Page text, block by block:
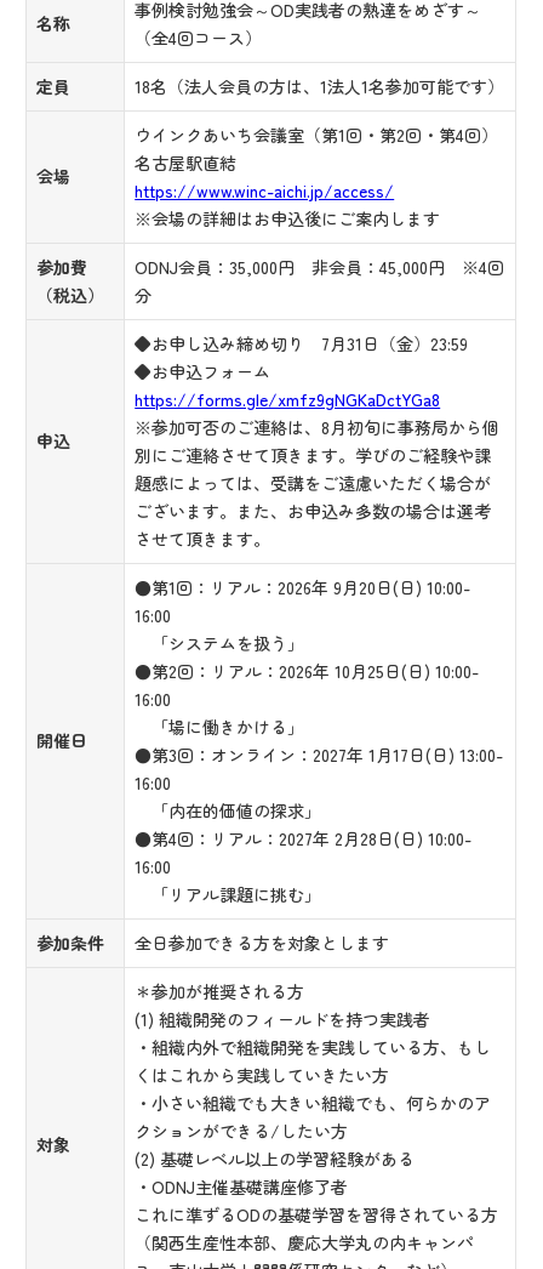
名称
事例検討勉強会～OD実践者の熟達をめざす～
（全4回コース）
定員
18名（法人会員の方は、1法人1名参加可能です）
会場
ウインクあいち会議室（第1回・第2回・第4回）
名古屋駅直結
https://www.winc-aichi.jp/access/
※会場の詳細はお申込後にご案内します
参加費
（税込）
ODNJ会員：35,000円 非会員：45,000円 ※4回
分
申込
◆お申し込み締め切り 7月31日（金）23:59
◆お申込フォーム
https://forms.gle/xmfz9gNGKaDctYGa8
※参加可否のご連絡は、8月初旬に事務局から個
別にご連絡させて頂きます。学びのご経験や課
題感によっては、受講をご遠慮いただく場合が
ございます。また、お申込み多数の場合は選考
させて頂きます。
開催日
●第1回：リアル：2026年 9月20日(日) 10:00-
16:00
「システムを扱う」
●第2回：リアル：2026年 10月25日(日) 10:00-
16:00
「場に働きかける」
●第3回：オンライン：2027年 1月17日(日) 13:00-
16:00
「内在的価値の探求」
●第4回：リアル：2027年 2月28日(日) 10:00-
16:00
「リアル課題に挑む」
参加条件
全日参加できる方を対象とします
対象
＊参加が推奨される方
(1) 組織開発のフィールドを持つ実践者
・組織内外で組織開発を実践している方、もし
くはこれから実践していきたい方
・小さい組織でも大きい組織でも、何らかのア
クションができる/したい方
(2) 基礎レベル以上の学習経験がある
・ODNJ主催基礎講座修了者
これに準ずるODの基礎学習を習得されている方
（関西生産性本部、慶応大学丸の内キャンパ